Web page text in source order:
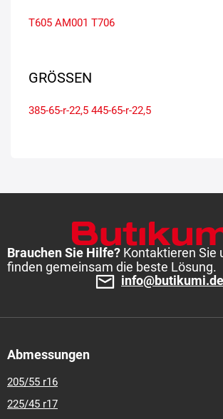
T605 AM001 T706
GRÖSSEN
385-65-r-22,5 445-65-r-22,5
Brauchen Sie Hilfe? Kontaktieren Sie
finden gemeinsam die beste Lösung.
info@butikumi.de
Abmessungen
205/55 r16
225/45 r17